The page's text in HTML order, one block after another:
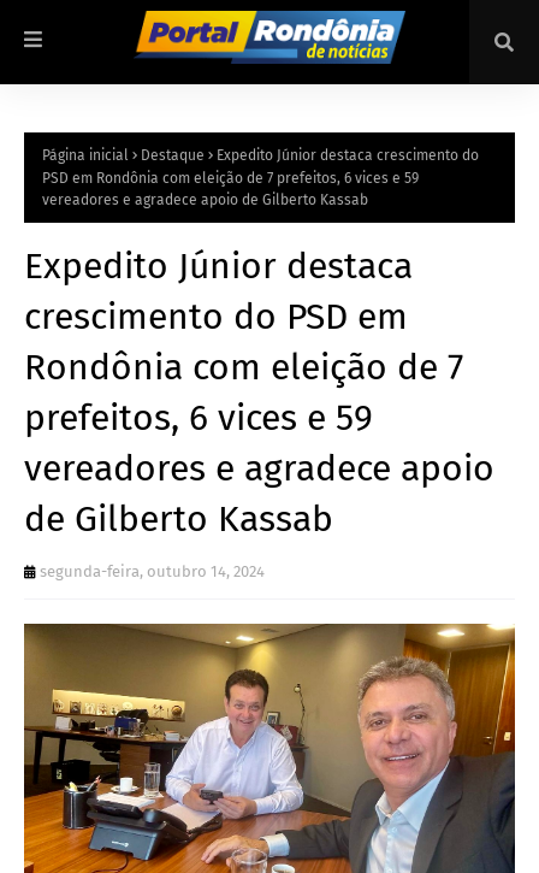
Página inicial Destaque
Expedito Júnior destaca crescimento do
PSD em Rondônia com eleição de 7 prefeitos, 6 vices e 59
vereadores e agradece apoio de Gilberto Kassab
Expedito Júnior destaca
crescimento do PSD em
Rondônia com eleição de 7
prefeitos, 6 vices e 59
vereadores e agradece apoio
de Gilberto Kassab
segunda-feira, outubro 14, 2024